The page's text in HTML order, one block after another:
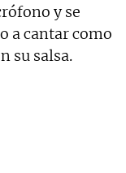
y se
a cantar como
su salsa.